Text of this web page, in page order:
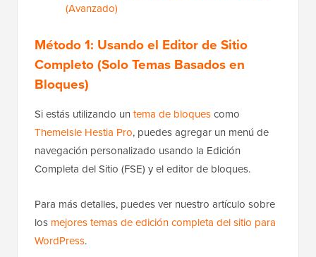
(Avanzado)
Método 1: Usando el Editor de Sitio
Completo (Solo Temas Basados en
Bloques)
Si estás utilizando un tema de bloquescomo
ThemeIsle Hestia Pro, puedes agregar un menú de
navegación personalizado usando la Edición
Completa del Sitio (FSE) y el editor de bloques.
Para más detalles, puedes ver nuestro artículo sobre
los mejores temas de edición completa del sitio para
WordPress.